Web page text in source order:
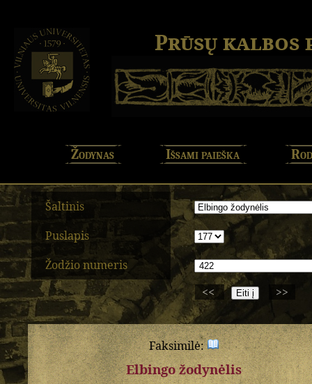
Prūsų kalbos
Žodynas Išsami paieška
Šaltinis
Puslapis
Žodžio numeris
<<
>>
Faksimilė:
Elbingo žodynėlis